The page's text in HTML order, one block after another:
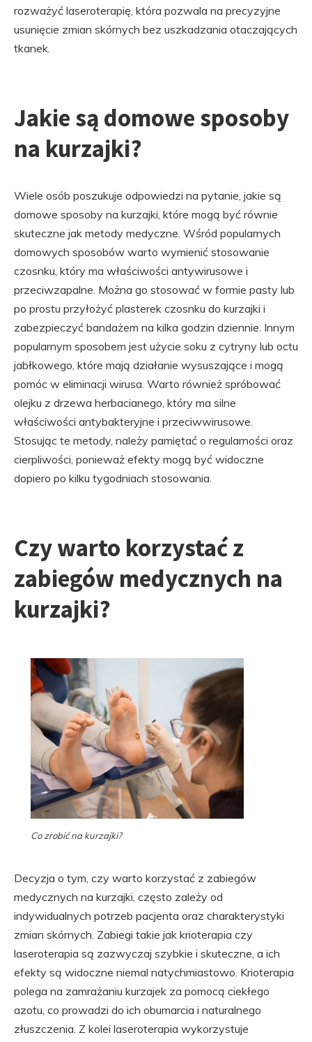
rozważyć laseroterapię, która pozwala na precyzyjne
usunięcie zmian skórnych bez uszkadzania otaczających
tkanek.
Jakie są domowe sposoby
na kurzajki?
Wiele osób poszukuje odpowiedzi na pytanie, jakie są
domowe sposoby na kurzajki, które mogą być równie
skuteczne jak metody medyczne. Wśród popularnych
domowych sposobów warto wymienić stosowanie
czosnku, który ma właściwości antywirusowe i
przeciwzapalne. Można go stosować w formie pasty lub
po prostu przyłożyć plasterek czosnku do kurzajki i
zabezpieczyć bandażem na kilka godzin dziennie. Innym
popularnym sposobem jest użycie soku z cytryny lub octu
jabłkowego, które mają działanie wysuszające i mogą
pomóc w eliminacji wirusa. Warto również spróbować
olejku z drzewa herbacianego, który ma silne
właściwości antybakteryjne i przeciwwirusowe.
Stosując te metody, należy pamiętać o regularności oraz
cierpliwości, ponieważ efekty mogą być widoczne
dopiero po kilku tygodniach stosowania.
Czy warto korzystać z
zabiegów medycznych na
kurzajki?
Co zrobić na kurzajki?
Decyzja o tym, czy warto korzystać z zabiegów
medycznych na kurzajki, często zależy od
indywidualnych potrzeb pacjenta oraz charakterystyki
zmian skórnych. Zabiegi takie jak krioterapia czy
laseroterapia są zazwyczaj szybkie i skuteczne, a ich
efekty są widoczne niemal natychmiastowo. Krioterapia
polega na zamrażaniu kurzajek za pomocą ciekłego
azotu, co prowadzi do ich obumarcia i naturalnego
złuszczenia. Z kolei laseroterapia wykorzystuje